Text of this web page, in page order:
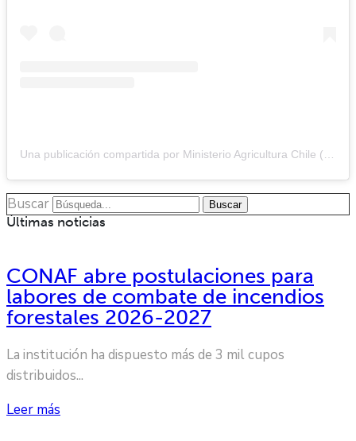
Buscar Buscar
Últimas noticias
CONAF abre postulaciones para
labores de combate de incendios
forestales 2026-2027
La institución ha dispuesto más de 3 mil cupos
distribuidos...
Leer más